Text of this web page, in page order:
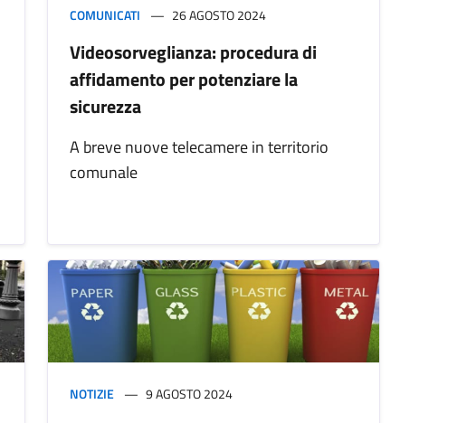
COMUNICATI 26 AGOSTO 2024
Videosorveglianza: procedura di
affidamento per potenziare la
sicurezza
A breve nuove telecamere in territorio
comunale
NOTIZIE 9 AGOSTO 2024